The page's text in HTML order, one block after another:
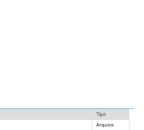
Tipo
Arquivo